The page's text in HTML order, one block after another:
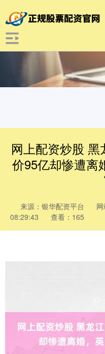
网上配资炒股
价95亿却惨遭离
来源：银华配资平台
08:29:43
查看：165